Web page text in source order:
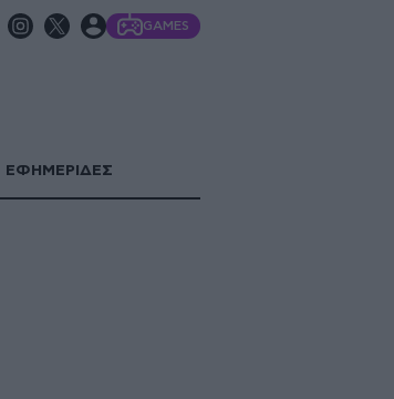
GAMES
ΕΦΗΜΕΡΙΔΕΣ